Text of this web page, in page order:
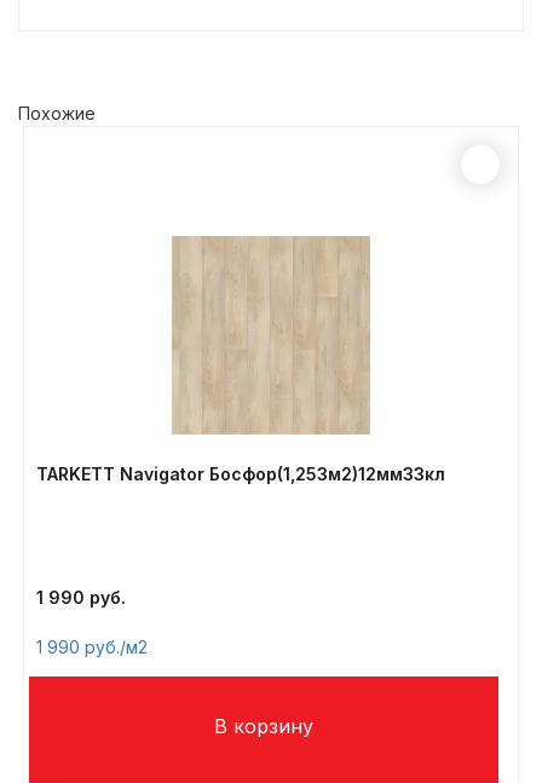
Похожие
TARKETT Navigator Босфор(1,253м2)12мм33кл
1 990
1 990 /м2